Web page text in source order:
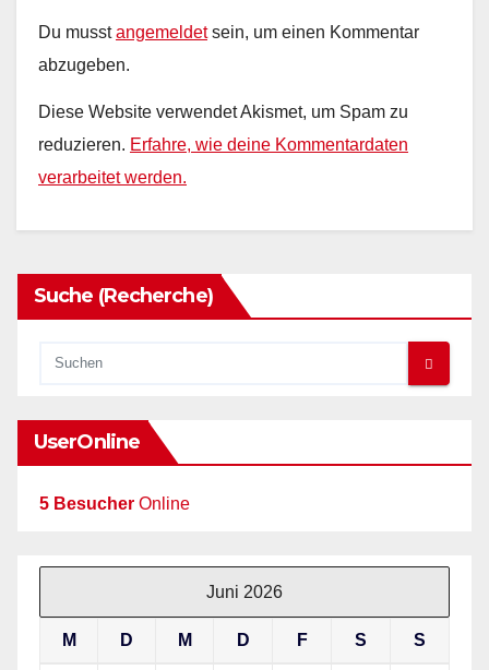
Du musstangemeldetsein, um einen Kommentar
abzugeben.
Diese Website verwendet Akismet, um Spam zu
reduzieren. Erfahre, wie deine Kommentardaten
verarbeitet werden.
Suche (Recherche)
UserOnline
5 Besucher Online
Juni 2026
M D M D F S S